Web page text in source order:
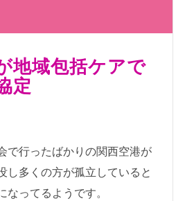
地域包括ケアで
定
で行ったばかりの関西空港が
し多くの方が孤立していると
ってるようです。